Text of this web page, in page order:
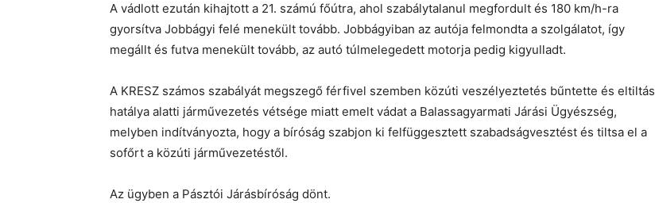
A vádlott ezután kihajtott a 21. számú főútra, ahol szabálytalanul megfordult és 180 km/h-ra
gyorsítva Jobbágyi felé menekült tovább. Jobbágyiban az autója felmondta a szolgálatot, így
megállt és futva menekült tovább, az autó túlmelegedett motorja pedig kigyulladt.
A KRESZ számos szabályát megszegő férfivel szemben közúti veszélyeztetés bűntette és eltiltás
hatálya alatti járművezetés vétsége miatt emelt vádat a Balassagyarmati Járási Ügyészség,
melyben indítványozta, hogy a bíróság szabjon ki felfüggesztett szabadságvesztést és tiltsa el a
sofőrt a közúti járművezetéstől.
Az ügyben a Pásztói Járásbíróság dönt.